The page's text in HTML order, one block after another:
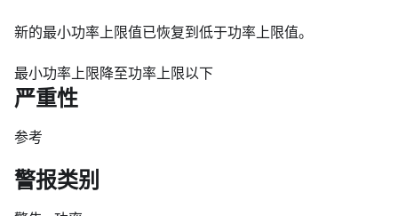
新的最小功率上限值已恢复到低于功率上限值。
最小功率上限降至功率上限以下
严重性
参考
警报类别